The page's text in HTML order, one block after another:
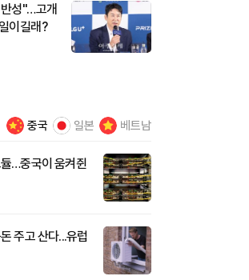
성"…고개
이길래?
중국 일본 베트남
…중국이 움켜쥔
주고 산다...유럽